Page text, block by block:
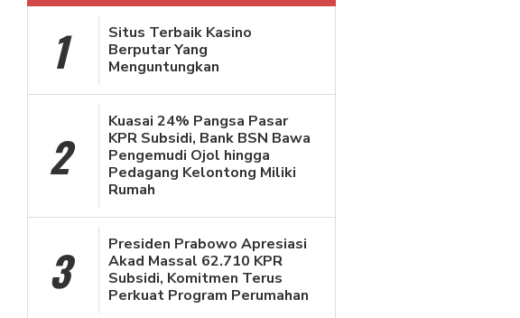
1
Situs Terbaik Kasino
Berputar Yang
Menguntungkan
2
Kuasai 24% Pangsa Pasar
KPR Subsidi, Bank BSN Bawa
Pengemudi Ojol hingga
Pedagang Kelontong Miliki
Rumah
3
Presiden Prabowo Apresiasi
Akad Massal 62.710 KPR
Subsidi, Komitmen Terus
Perkuat Program Perumahan